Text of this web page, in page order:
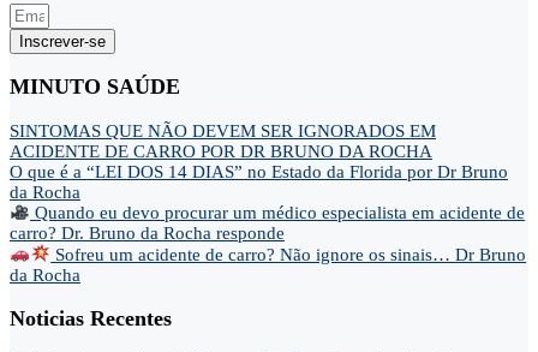
Inscrever-se
MINUTO SAÚDE
SINTOMAS QUE NÃO DEVEM SER IGNORADOS EM
ACIDENTE DE CARRO POR DR BRUNO DA ROCHA
O que é a “LEI DOS 14 DIAS” no Estado da Florida por Dr Bruno
da Rocha
Quando eu devo procurar um médico especialista em acidente de
carro? Dr. Bruno da Rocha responde
Sofreu um acidente de carro? Não ignore os sinais… Dr Bruno
da Rocha
Noticias Recentes